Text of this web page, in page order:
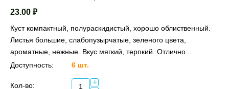
23.00 ₽
Куст компактный, полураскидистый, хорошо облиственный.
Листья большие, слабопузырчатые, зеленого цвета,
ароматные, нежные. Вкус мягкий, терпкий. Отлично...
Доступность:
6 шт.
Кол-во:
+